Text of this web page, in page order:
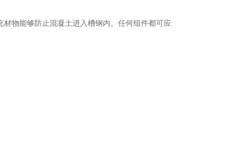
物能够防止混凝土进入槽钢内。任何组件都可应